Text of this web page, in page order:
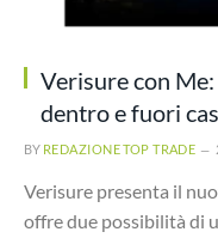
Verisure con
dentro e fuori
BY REDAZIONE TOP TRADE
Verisure presenta il
offre due possibilità di